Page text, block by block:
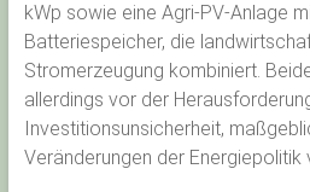
kWp sowie eine Agri-PV-Anlage
Batteriespeicher, die
Stromerzeugung kombiniert.
allerdings vor der
Investitionsunsicherheit,
Veränderungen der Energiepolitik